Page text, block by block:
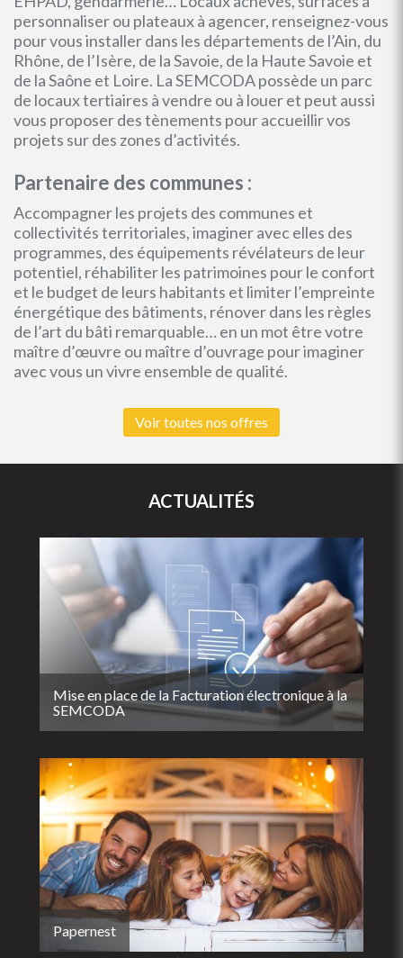
personnaliser ou plateaux à agencer, renseignez-vous
pour vous installer dans les départements de l’Ain, du
Rhône, de l’Isère, de la Savoie, de la Haute Savoie et
de la Saône et Loire. La SEMCODA possède un parc
de locaux tertiaires à vendre ou à louer et peut aussi
vous proposer des tènements pour accueillir vos
projets sur des zones d’activités.
Partenaire des communes :
Accompagner les projets des communes et
collectivités territoriales, imaginer avec elles des
programmes, des équipements révélateurs de leur
potentiel, réhabiliter les patrimoines pour le confort
et le budget de leurs habitants et limiter l’empreinte
énergétique des bâtiments, rénover dans les règles
de l’art du bâti remarquable… en un mot être votre
maître d’œuvre ou maître d’ouvrage pour imaginer
avec vous un vivre ensemble de qualité.
Voir toutes nos offres
ACTUALITÉS
Mise en place de la Facturation électronique à la
SEMCODA
Papernest